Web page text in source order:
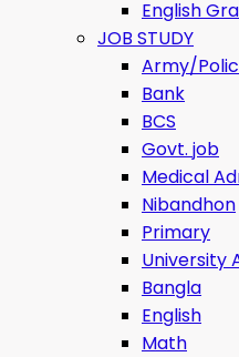
English
JOB STUDY
Army/
Bank
BCS
Govt. job
Medical
Nibandhon
Primary
University
Bangla
English
Math